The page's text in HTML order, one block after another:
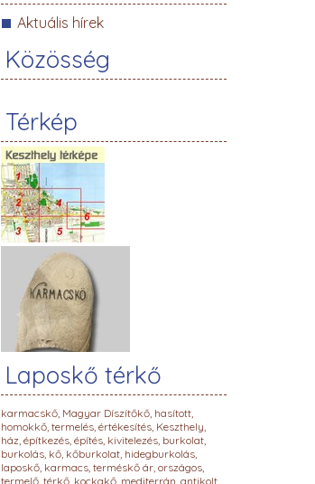
Aktuális hírek
Közösség
Térkép
Laposkő térkő
karmacskő, Magyar Díszítőkő, hasított,
homokkő, termelés, értékesítés, Keszthely,
ház, építkezés, építés, kivitelezés, burkolat,
burkolás, kő, kőburkolat, hidegburkolás,
laposkő, karmacs, terméskő ár, országos,
termelő, térkő, kockakő, mediterrán, antikolt,